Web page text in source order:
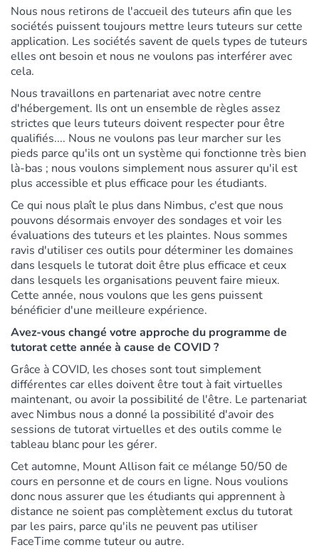
Nous nous retirons de l'accueil des tuteurs afin que les
sociétés puissent toujours mettre leurs tuteurs sur cette
application. Les sociétés savent de quels types de tuteurs
elles ont besoin et nous ne voulons pas interférer avec
cela.
Nous travaillons en partenariat avec notre centre
d'hébergement. Ils ont un ensemble de règles assez
strictes que leurs tuteurs doivent respecter pour être
qualifiés.... Nous ne voulons pas leur marcher sur les
pieds parce qu'ils ont un système qui fonctionne très bien
là-bas ; nous voulons simplement nous assurer qu'il est
plus accessible et plus efficace pour les étudiants.
Ce qui nous plaît le plus dans Nimbus, c'est que nous
pouvons désormais envoyer des sondages et voir les
évaluations des tuteurs et les plaintes. Nous sommes
ravis d'utiliser ces outils pour déterminer les domaines
dans lesquels le tutorat doit être plus efficace et ceux
dans lesquels les organisations peuvent faire mieux.
Cette année, nous voulons que les gens puissent
bénéficier d'une meilleure expérience.
Avez-vous changé votre approche du programme de
tutorat cette année à cause de COVID ?
Grâce à COVID, les choses sont tout simplement
différentes car elles doivent être tout à fait virtuelles
maintenant, ou avoir la possibilité de l'être. Le partenariat
avec Nimbus nous a donné la possibilité d'avoir des
sessions de tutorat virtuelles et des outils comme le
tableau blanc pour les gérer.
Cet automne, Mount Allison fait ce mélange 50/50 de
cours en personne et de cours en ligne. Nous voulions
donc nous assurer que les étudiants qui apprennent à
distance ne soient pas complètement exclus du tutorat
par les pairs, parce qu'ils ne peuvent pas utiliser
FaceTime comme tuteur ou autre.